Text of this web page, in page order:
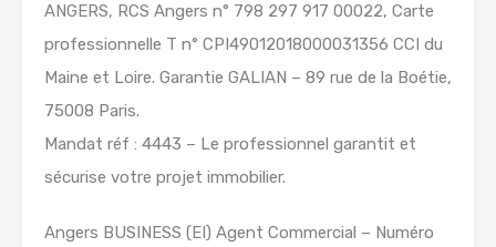
ANGERS, RCS Angers n° 798 297 917 00022, Carte
professionnelle T n° CPI49012018000031356 CCI du
Maine et Loire. Garantie GALIAN – 89 rue de la Boétie,
75008 Paris.
Mandat réf : 4443 – Le professionnel garantit et
sécurise votre projet immobilier.
Angers BUSINESS (EI) Agent Commercial – Numéro